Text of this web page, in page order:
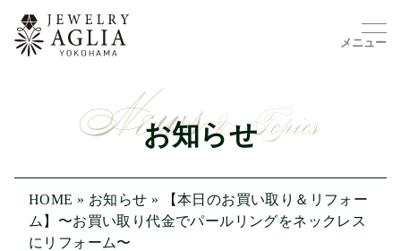
メニュー
お知らせ
HOME » お知らせ »
【本日のお買い取り＆リフォー
ム】〜お買い取り代金でパールリングをネックレス
にリフォーム〜